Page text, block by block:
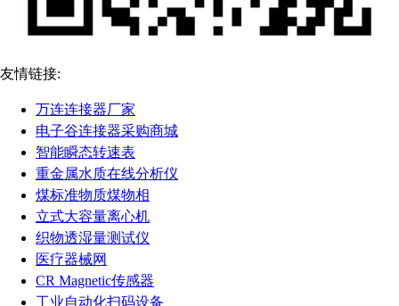
友情链接:
万连连接器厂家
电子谷连接器采购商城
智能瞬态转速表
重金属水质在线分析仪
煤标准物质煤物相
立式大容量离心机
织物透湿量测试仪
医疗器械网
CR Magnetic传感器
工业自动化扫码设备